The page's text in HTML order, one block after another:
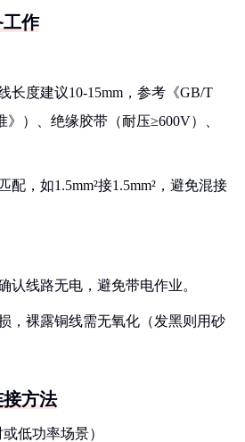
作
长度建议10-15mm，参考《GB/T
》）、绝缘胶带（耐压≥600V）、
配，如1.5mm²接1.5mm²，避免混接
认线路无电，避免带电作业。
，裸露铜线需无氧化（发黑则用砂
方法
低功率场景）